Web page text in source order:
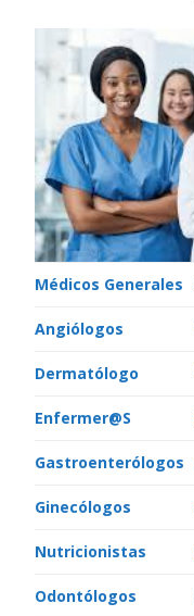
Médicos Generales
Angiólogos
Dermatólogo
Enfermer@S
Gastroenterólogos
Ginecólogos
Nutricionistas
Odontólogos